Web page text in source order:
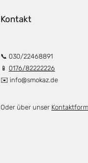
Kontakt
📞 030/22468891
📱 0176/82222226
✉️ info@smokaz.de
Oder über unser